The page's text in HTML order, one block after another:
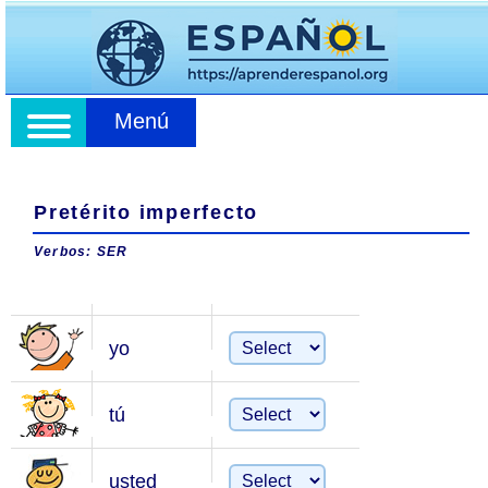
Menú
Pretérito imperfecto
Verbos: SER
yo
tú
usted